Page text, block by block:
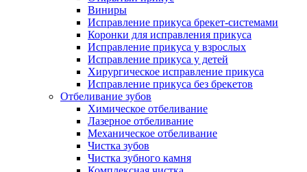
Виниры
Исправление прикуса брекет-системами
Коронки для исправления прикуса
Исправление прикуса у взрослых
Исправление прикуса у детей
Хирургическое исправление прикуса
Исправление прикуса без брекетов
Отбеливание зубов
Химическое отбеливание
Лазерное отбеливание
Механическое отбеливание
Чистка зубов
Чистка зубного камня